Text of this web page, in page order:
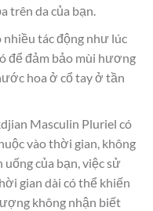
trên da của bạn.
tác động như lúc
để đảm bảo mùi hương
hoa ở cổ tay ở tần
Masculin Pluriel có
vào thời gian, không
uống của bạn, việc sử
gian dài có thể khiến
không nhận biết